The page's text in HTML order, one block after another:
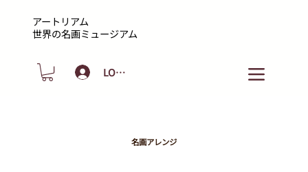
アートリアム
​世界の名画ミュージアム
LOGIN
名画アレンジ